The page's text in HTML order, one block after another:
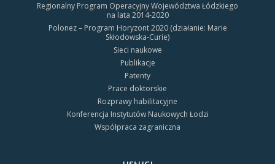
Regionalny Program Operacyjny Województwa Łódzkiego
na lata 2014-2020
Polonez – Program Horyzont 2020 (działanie: Marie
Skłodowska-Curie)
Sieci naukowe
Publikacje
Patenty
Prace doktorskie
Rozprawy habilitacyjne
Konferencja Instytutów Naukowych Łodzi
Współpraca zagraniczna